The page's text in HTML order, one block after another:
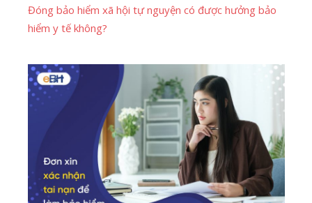
Đóng bảo hiểm xã hội tự nguyện có được hưởng bảo
hiểm y tế không?